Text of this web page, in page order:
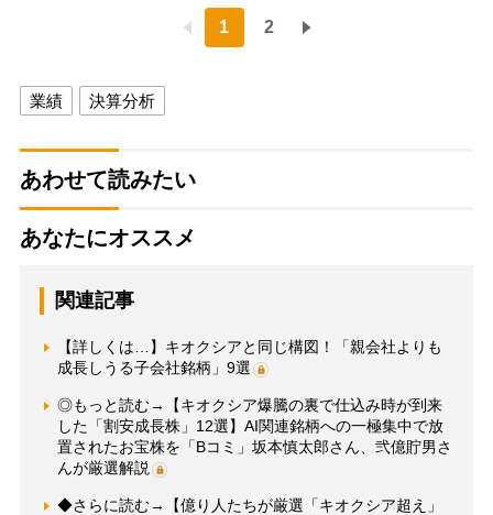
1 2
業績 決算分析
あわせて読みたい
あなたにオススメ
関連記事
【詳しくは…】キオクシアと同じ構図！「親会社よりも
成長しうる子会社銘柄」9選
◎もっと読む→【キオクシア爆騰の裏で仕込み時が到来
した「割安成長株」12選】AI関連銘柄への一極集中で放
置されたお宝株を「Bコミ」坂本慎太郎さん、弐億貯男さ
んが厳選解説
◆さらに読む→【億り人たちが厳選「キオクシア超え」